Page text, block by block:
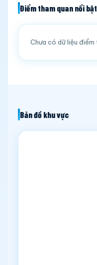
Điểm tham quan nổi bật
Chưa có dữ liệu điểm
Bản đồ khu vực